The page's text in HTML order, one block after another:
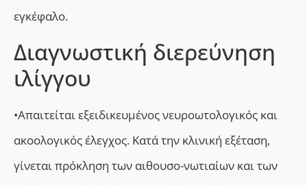
εγκέφαλο.
Διαγνωστική διερεύνηση
ιλίγγου
•Απαιτείται εξειδικευμένος νευροωτολογικός και
ακοολογικός έλεγχος. Κατά την κλινική εξέταση,
γίνεται πρόκληση των αιθουσο-νωτιαίων και των